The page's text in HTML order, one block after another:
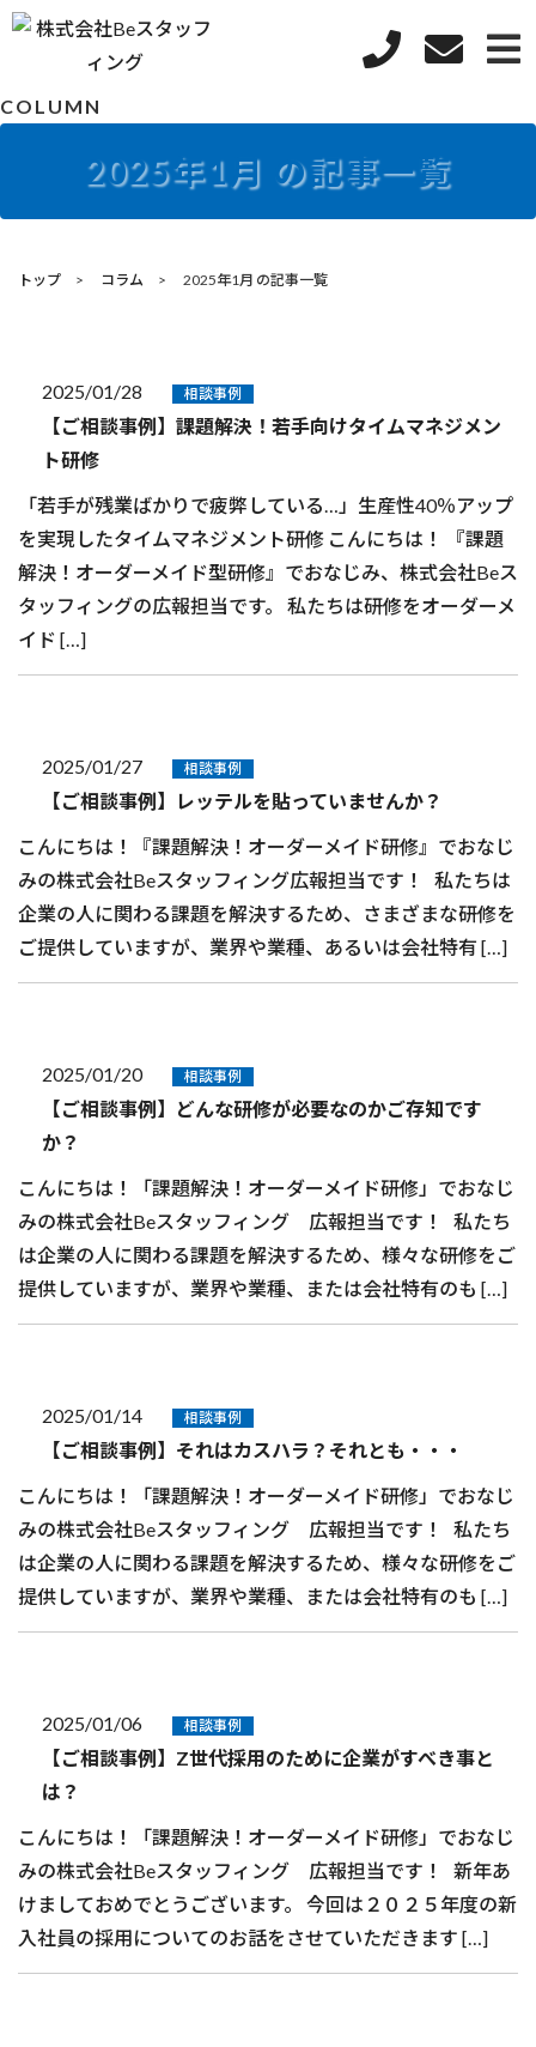
COLUMN
2025年1月 の記事一覧
トップ コラム 2025年1月 の記事一覧
2025/01/28 相談事例
【ご相談事例】課題解決！若手向けタイムマネジメン
ト研修
「若手が残業ばかりで疲弊している…」生産性40％アップ
を実現したタイムマネジメント研修 こんにちは！ 『課題
解決！オーダーメイド型研修』でおなじみ、株式会社Beス
タッフィングの広報担当です。 私たちは研修をオーダーメ
イド […]
2025/01/27 相談事例
【ご相談事例】レッテルを貼っていませんか？
こんにちは！『課題解決！オーダーメイド研修』でおなじ
みの株式会社Beスタッフィング広報担当です！ 私たちは
企業の人に関わる課題を解決するため、さまざまな研修を
ご提供していますが、業界や業種、あるいは会社特有 […]
2025/01/20 相談事例
【ご相談事例】どんな研修が必要なのかご存知です
か？
こんにちは！「課題解決！オーダーメイド研修」でおなじ
みの株式会社Beスタッフィング 広報担当です！ 私たち
は企業の人に関わる課題を解決するため、様々な研修をご
提供していますが、業界や業種、または会社特有のも […]
2025/01/14 相談事例
【ご相談事例】それはカスハラ？それとも・・・
こんにちは！「課題解決！オーダーメイド研修」でおなじ
みの株式会社Beスタッフィング 広報担当です！ 私たち
は企業の人に関わる課題を解決するため、様々な研修をご
提供していますが、業界や業種、または会社特有のも […]
2025/01/06 相談事例
【ご相談事例】Z世代採用のために企業がすべき事と
は？
こんにちは！「課題解決！オーダーメイド研修」でおなじ
みの株式会社Beスタッフィング 広報担当です！ 新年あ
けましておめでとうございます。 今回は２０２５年度の新
入社員の採用についてのお話をさせていただきます […]